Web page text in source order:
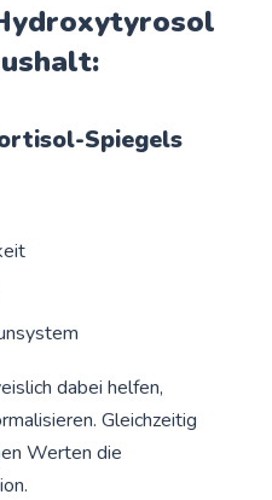
Spiegels
dabei helfen,
Gleichzeitig
Werten die